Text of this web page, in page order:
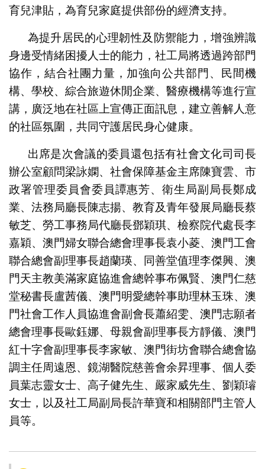
育兒津貼，為育兒家庭提供部份的經濟支持。
為提升居民的心理韌性及防禦能力，增強辨識
身邊受情緒困擾人士的能力，社工局將透過跨部門
協作，結合社團力量，加強向公共部門、民間機
構、學校、綜合旅遊休閒企業、醫療機構等進行宣
講，廣泛地在社區上宣傳正面訊息，建立善解人意
的社區氛圍，共同守護居民身心健康。
出席是次會議的委員還包括有社會文化司司長
辦公室顧問梁詠嫻、社會保障基金主席陳寶雲、市
政署管理委員會委員譚惠芳、衛生局副局長鄭成
業、法務局廳長陳志揚、教育及青年發展局廳長蔡
敏芝、勞工事務局代廳長鄧穎琪、檢察院代處長李
嘉穎、澳門婦女聯合總會理事長袁小菱、澳門工會
聯合總會副理事長趙蘭瑛、同善堂值理李傑興、澳
門天主教美滿家庭協進會總幹事布佩賢、澳門仁慈
堂秘書長盧茜儀、澳門明愛總幹事助理林玉珠、澳
門社會工作人員協進會副會長蕭紹雯、澳門志願者
總會理事長歐鈺娜、母親會副理事長方靜儀、澳門
紅十字會副理事長李家敏、澳門街坊會聯合總會協
調主任周遠恩、鏡湖醫院慈善會余昇理事、個人委
員葉志靈女士、高子健先生、嚴家威先生、劉穎璿
女士，以及社工局副局長許華寶和相關部門主管人
員等。